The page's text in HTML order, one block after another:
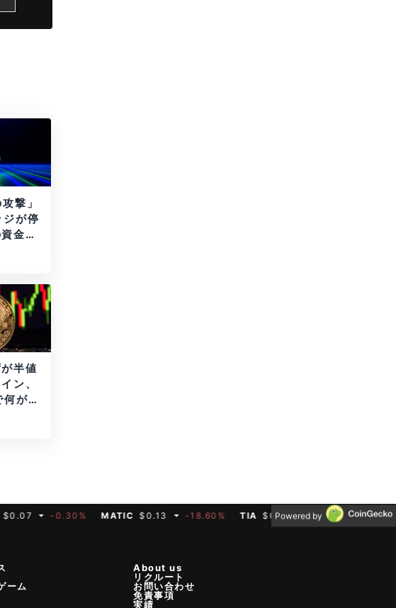
撃」
が停
金は
半値
ン、
が起
-0.30% MATIC $0.13 -18.60% TIA $0.33 -1.00% BTC
Powered by
ーム
About us
リクルート
お問い合わせ
免責事項
実績